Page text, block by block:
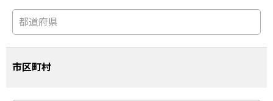
市区町村